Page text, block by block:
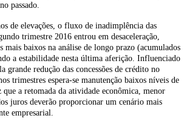
passado.
de elevações, o fluxo de inadimplência das
trimestre 2016 entrou em desaceleração,
baixos na análise de longo prazo (acumulados
a estabilidade nesta última aferição. Influenciado
grande redução das concessões de crédito no
trimestres espera-se manutenção baixos níveis de
a retomada da atividade econômica, menor
juros deverão proporcionar um cenário mais
empresarial.